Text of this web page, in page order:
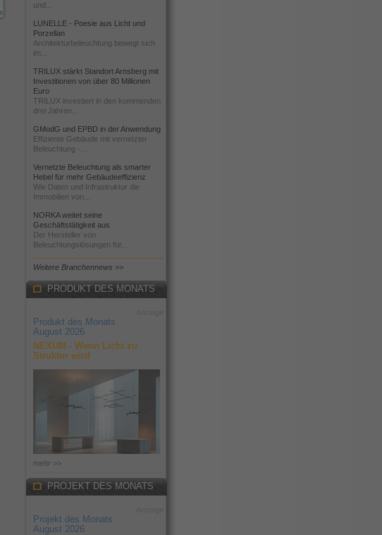
und...
LUNELLE - Poesie aus Licht und
Porzellan
Architekturbeleuchtung bewegt sich
im...
TRILUX stärkt Standort Arnsberg mit
Investitionen von über 80 Millionen
Euro
TRILUX investiert in den kommenden
drei Jahren...
GModG und EPBD in der Anwendung
Effiziente Gebäude mit vernetzter
Beleuchtung -...
Vernetzte Beleuchtung als smarter
Hebel für mehr Gebäudeeffizienz
Wie Daten und Infrastruktur die
Immobilien von...
NORKA weitet seine
Geschäftstätigkeit aus
Der Hersteller von
Beleuchtungslösungen für...
Weitere Branchennews >>
PRODUKT DES MONATS
Produkt des Monats
August 2026
NEXUM - Wenn Licht zu
Struktur wird
mehr >>
PROJEKT DES MONATS
Projekt des Monats
August 2026